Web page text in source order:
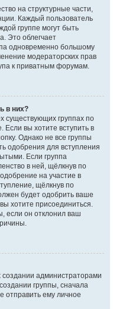
на структурные части,
Каждый пользователь
группе могут быть
Это облегчает
одновременно большому
модераторских прав
к приватным форумам.
в них?
существующих группах по
вы хотите вступить в
Однако не все группы
одобрения для вступления
Если группа
в ней, щёлкнув по
на участие в
щёлкнув по
будет одобрить ваше
хотите присоединиться.
если он отклонил ваш
администраторами
группы, сначала
отправить ему личное